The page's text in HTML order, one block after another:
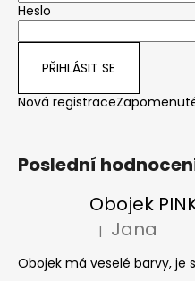
Heslo
PŘIHLÁSIT SE
Nová registrace
Poslední
Obojek
Hodnocení
| Jana
Obojek má veselé barvy, je